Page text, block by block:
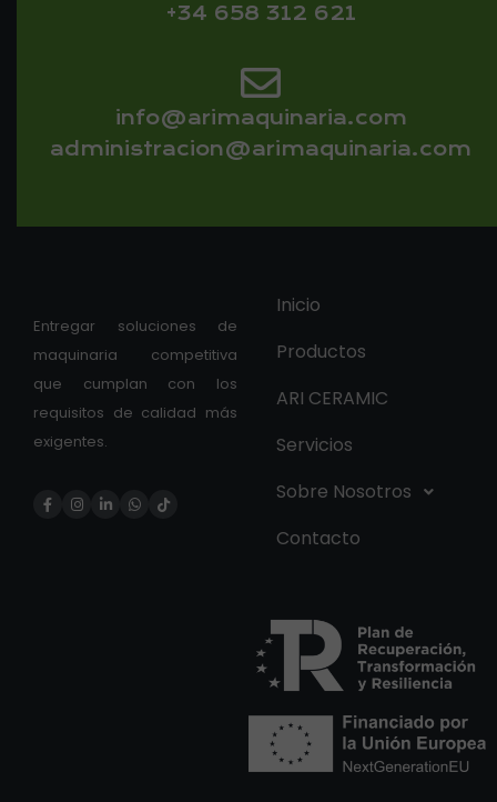
+34 658 312 621
info@arimaquinaria.com
administracion@arimaquinaria.com
Entregar soluciones de
maquinaria competitiva
que cumplan con los
requisitos de calidad más
exigentes.
Inicio
Productos
ARI CERAMIC
Servicios
Sobre Nosotros
Contacto